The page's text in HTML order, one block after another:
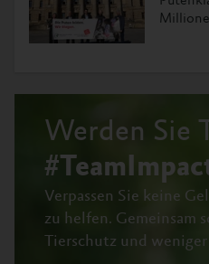
Werden Sie
Verpassen Sie keine
zu helfen. Gemeinsam
Tierschutz und